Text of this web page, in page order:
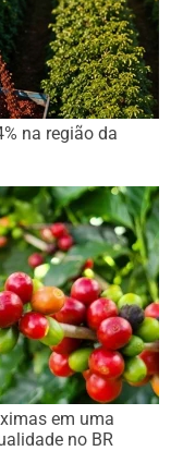
na região da
em uma
no BR